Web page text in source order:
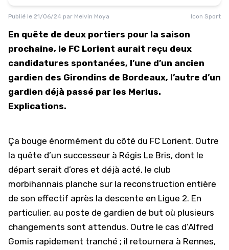
Publié le 21/06/24 par Melvin Moya Icon Sport
En quête de deux portiers pour la saison
prochaine, le FC Lorient aurait reçu deux
candidatures spontanées, l’une d’un ancien
gardien des Girondins de Bordeaux, l’autre d’un
gardien déjà passé par les Merlus.
Explications.
Ça bouge énormément du côté du FC Lorient. Outre
la quête d’un successeur à Régis Le Bris, dont le
départ serait d’ores et déjà acté, le club
morbihannais planche sur la reconstruction entière
de son effectif après la descente en Ligue 2. En
particulier, au poste de gardien de but où plusieurs
changements sont attendus. Outre le cas d’Alfred
Gomis rapidement tranché ; il retournera à Rennes,